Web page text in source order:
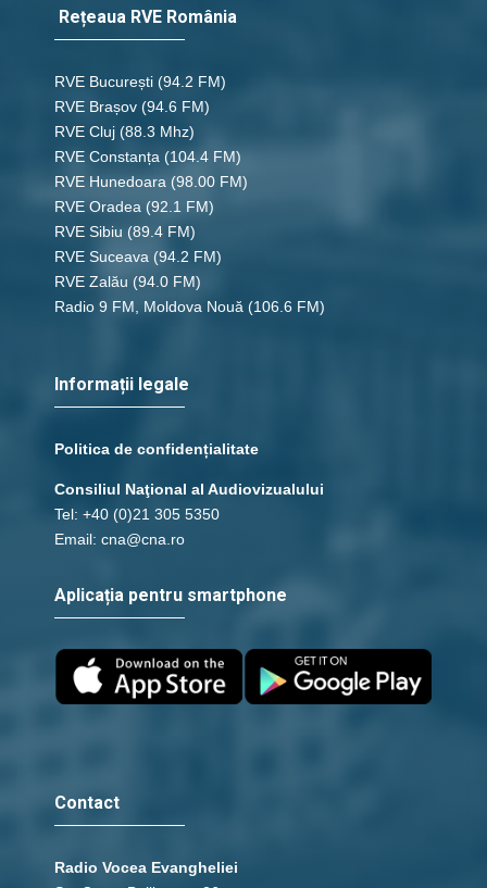
Rețeaua RVE România
RVE București (94.2 FM)
RVE Brașov (94.6 FM)
RVE Cluj (88.3 Mhz)
RVE Constanța (104.4 FM)
RVE Hunedoara (98.00 FM)
RVE Oradea (92.1 FM)
RVE Sibiu (89.4 FM)
RVE Suceava (94.2 FM)
RVE Zalău (94.0 FM)
Radio 9 FM, Moldova Nouă (106.6 FM)
Informații legale
Politica de confidențialitate
Consiliul Naţional al Audiovizualului
Tel: +40 (0)21 305 5350
Email: cna@cna.ro
Aplicația pentru smartphone
Contact
Radio Vocea Evangheliei